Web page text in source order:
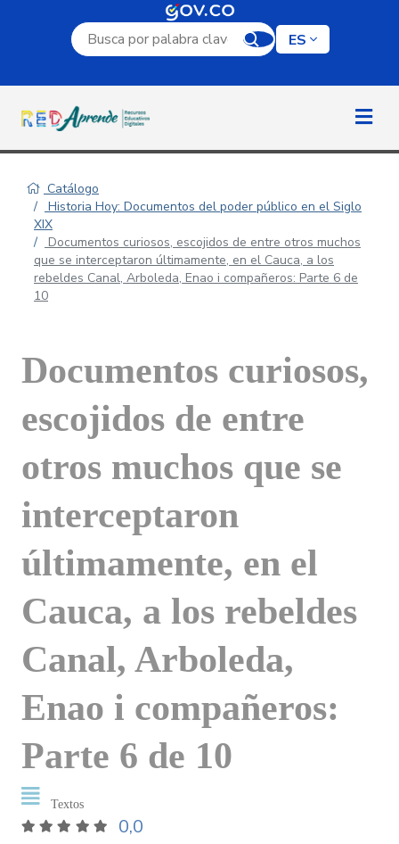
Campo de búsqueda por palabra clave
ES
Catálogo
Historia Hoy: Documentos del poder público en el Siglo
XIX
Documentos curiosos, escojidos de entre otros muchos
que se interceptaron últimamente, en el Cauca, a los
rebeldes Canal, Arboleda, Enao i compañeros: Parte 6 de
10
Documentos curiosos,
escojidos de entre
otros muchos que se
interceptaron
últimamente, en el
Cauca, a los rebeldes
Canal, Arboleda,
Enao i compañeros:
Parte 6 de 10
Textos
0,0